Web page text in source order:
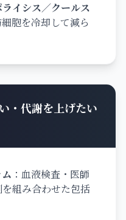
イシス／クールス
胞を冷却して減ら
・代謝を上げたい
： 血液検査・医師
組み合わせた包括